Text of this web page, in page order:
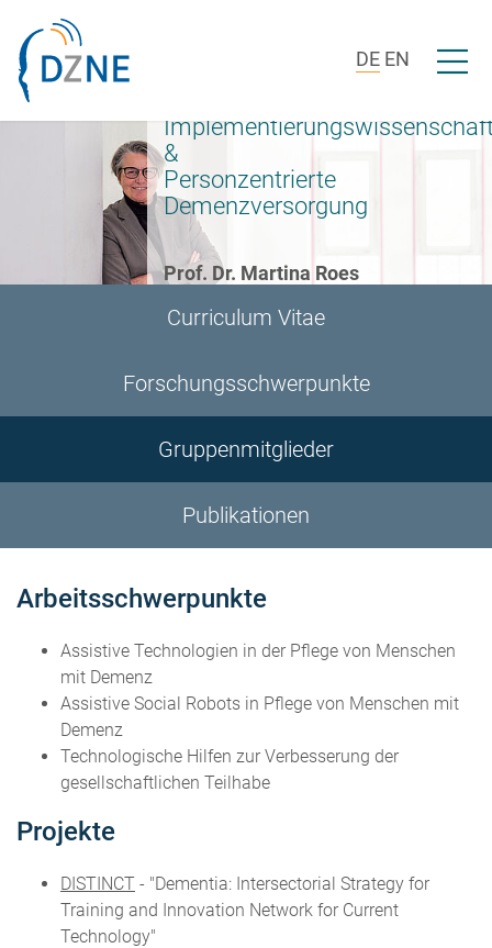
DE EN Menü
&
Personzentrierte
Demenzversorgung
Prof. Dr. Martina Roes
Curriculum Vitae
Forschungsschwerpunkte
Gruppenmitglieder
Publikationen
Arbeitsschwerpunkte
Assistive Technologien in der Pflege von Menschen
mit Demenz
Assistive Social Robots in Pflege von Menschen mit
Demenz
Technologische Hilfen zur Verbesserung der
gesellschaftlichen Teilhabe
Projekte
DISTINCT - "Dementia: Intersectorial Strategy for
Training and Innovation Network for Current
Technology"